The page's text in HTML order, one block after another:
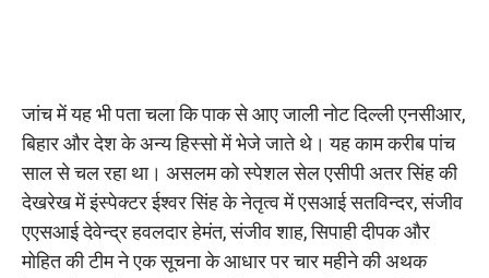
जांच में यह भी पता चला कि पाक से आए जाली नोट दिल्ली एनसीआर,
बिहार और देश के अन्य हिस्सो में भेजे जाते थे। यह काम करीब पांच
साल से चल रहा था। असलम को स्पेशल सेल एसीपी अतर सिंह की
देखरेख में इंस्पेक्टर ईश्वर सिंह के नेतृत्व में एसआई सतविन्दर, संजीव
एएसआई देवेन्द्र हवलदार हेमंत, संजीव शाह, सिपाही दीपक और
मोहित की टीम ने एक सूचना के आधार पर चार महीने की अथक